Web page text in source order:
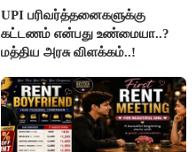
UPI பரிவர்த்தனைகளுக்கு
கட்டணம் என்பது உண்மையா..?
மத்திய அரசு விளக்கம்..!